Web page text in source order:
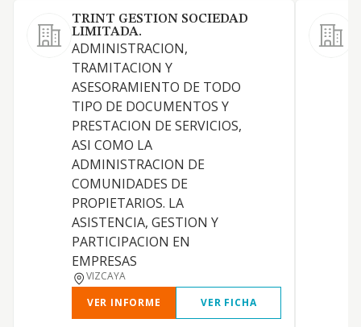
TRINT GESTION SOCIEDAD
LIMITADA.
ADMINISTRACION,
TRAMITACION Y
ASESORAMIENTO DE TODO
TIPO DE DOCUMENTOS Y
PRESTACION DE SERVICIOS,
ASI COMO LA
ADMINISTRACION DE
COMUNIDADES DE
PROPIETARIOS. LA
ASISTENCIA, GESTION Y
PARTICIPACION EN
EMPRESAS
VIZCAYA
VER INFORME
VER FICHA